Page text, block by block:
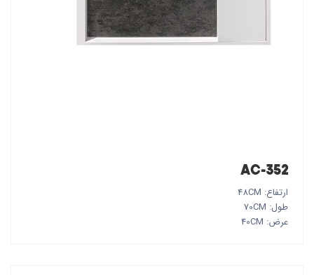
AC-352
ارتفاع: 48CM
طول: 70CM
عرض: 40CM